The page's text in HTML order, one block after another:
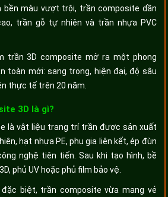
bền màu vượt trội, trần composite dần
trần gỗ tự nhiên và trần nhựa PVC
trần 3D composite mở ra một phong
toàn mới: sang trọng, hiện đại, độ sâu
thực tế trên 20 năm.
3D là gì?
là vật liệu trang trí trần được sản xuất
hạt nhựa PE, phụ gia liên kết, ép đùn
nghệ tiên tiến. Sau khi tạo hình, bề
phủ UV hoặc phủ film bảo vệ.
biệt, trần composite vừa mang vẻ